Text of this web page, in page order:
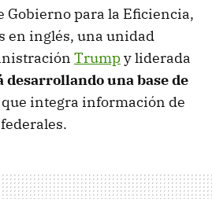
Gobierno para la Eficiencia,
en inglés, una unidad
Trumpy liderada
desarrollando una base de
que integra información de